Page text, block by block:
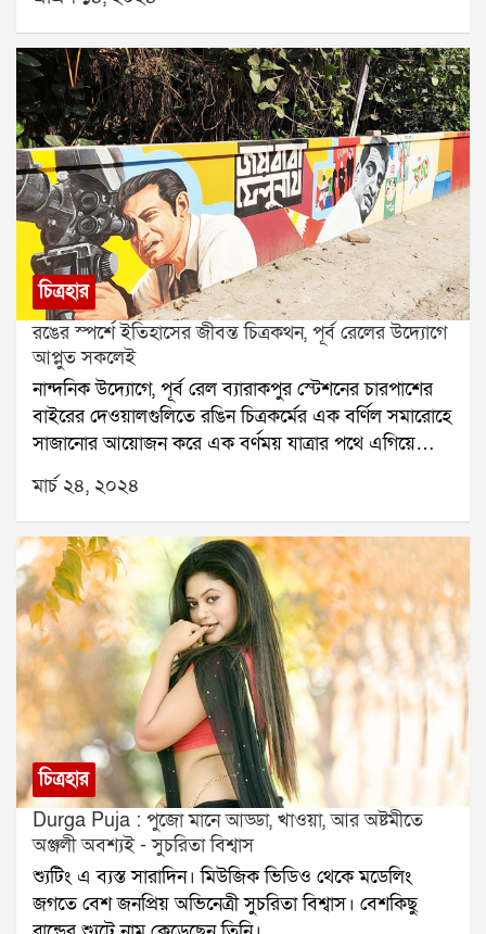
চিত্রহার
রঙের স্পর্শে ইতিহাসের জীবন্ত চিত্রকথন, পূর্ব রেলের উদ্যোগে
আপ্লুত সকলেই
নান্দনিক উদ্যোগে, পূর্ব রেল ব্যারাকপুর স্টেশনের চারপাশের
বাইরের দেওয়ালগুলিতে রঙিন চিত্রকর্মের এক বর্ণিল সমারোহে
সাজানোর আয়োজন করে এক বর্ণময় যাত্রার পথে এগিয়ে
চলেছে। শুধুই রেল স্টেশনের সঙ্গে এই শহরের সংযোগ আরও
সুদৃঢ় করা নয়, এটি হুগলি নদীর তীরে অবস্থিত এই মনোরম
উপশহরের সমগ্র অঞ্চলের নান্দনিক মূল্য বৃদ্ধি করার ক্ষেত্রেও
কার্যকরী ভূমিকা পালন করবে বলে আশা করা হচ্ছে।
মার্চ ২৪, ২০২৪
চিত্রহার
Durga Puja : পুজো মানে আড্ডা, খাওয়া, আর অষ্টমীতে
অঞ্জলী অবশ্যই - সুচরিতা বিশ্বাস
শ্যুটিং এ ব্যস্ত সারাদিন। মিউজিক ভিডিও থেকে মডেলিং
জগতে বেশ জনপ্রিয় অভিনেত্রী সুচরিতা বিশ্বাস। বেশকিছু